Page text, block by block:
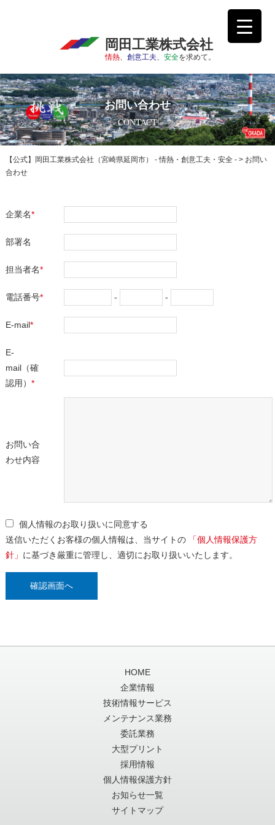
岡田工業株式会社
情熱、 創意工夫、 安全を求めて。
お問い合わせ
CONTACT
【公式】岡田工業株式会社（宮崎県延岡市） - 情熱・創意工夫・安全 -> お問い
合わせ
企業名*
部署名
担当者名*
電話番号* - -
E-mail*
E-
mail（確
認⽤） *
お問い合
わせ内容
個⼈情報のお取り扱いに同意する
送信いただくお客様の個⼈情報は、当サイトの「個⼈情報保護⽅
針」 に基づき厳重に管理し、適切にお取り扱いいたします。
HOME
企業情報
技術情報サービス
メンテナンス業務
委託業務
大型プリント
採用情報
個人情報保護方針
お知らせ一覧
サイトマップ